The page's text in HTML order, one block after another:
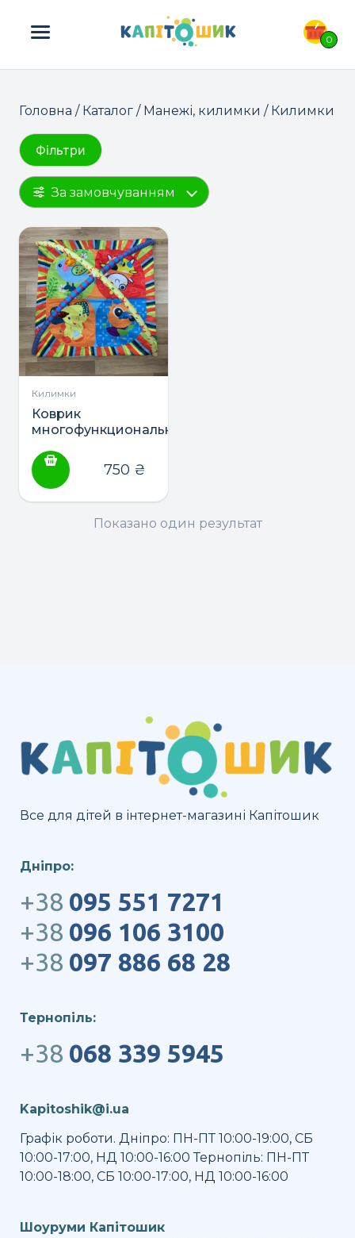
0
ПОШУК ТОВАРІВ:
Головна / Каталог / Манежі, килимки / Килимки
Фільтри
За замовчуванням
Килимки
Коврик
многофункциональный,
игровой ТМ Lindo
750 ₴
Показано один результат
Все для дітей в інтернет-магазині Капітошик
Дніпро:
+38 095 551 7271
+38 096 106 3100
+38 097 886 68 28
Тернопіль:
+38 068 339 5945
Kapitoshik@i.ua
Графік роботи. Дніпро: ПН-ПТ 10:00-19:00, СБ
10:00-17:00, НД 10:00-16:00 Тернопіль: ПН-ПТ
10:00-18:00, СБ 10:00-17:00, НД 10:00-16:00
Шоуруми Капітошик